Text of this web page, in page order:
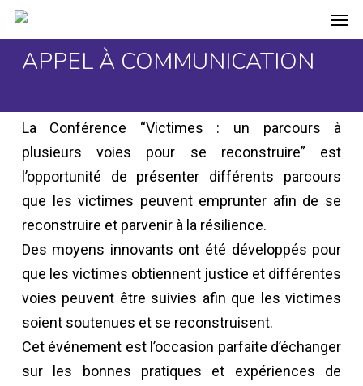
Skip
to
mainAPPEL À COMMUNICATION
La Conférence “Victimes : un parcours à
plusieurs voies pour se reconstruire” est
l’opportunité de présenter différents parcours
que les victimes peuvent emprunter afin de se
reconstruire et parvenir à la résilience.
Des moyens innovants ont été développés pour
que les victimes obtiennent justice et différentes
voies peuvent être suivies afin que les victimes
soient soutenues et se reconstruisent.
Cet événement est l’occasion parfaite d’échanger
sur les bonnes pratiques et expériences de